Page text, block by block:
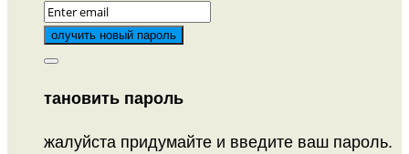
тановить пароль
жалуйста придумайте и введите ваш пароль.